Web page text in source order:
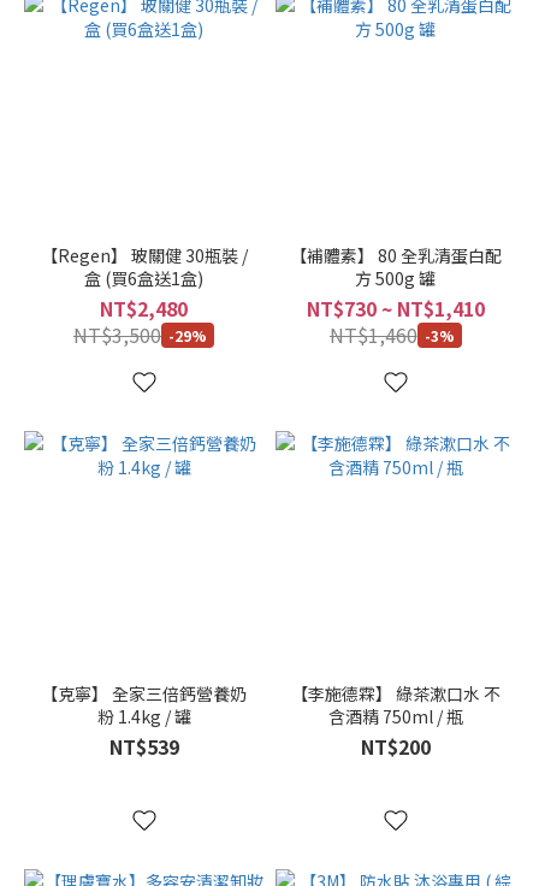
【Regen】 玻關健 30瓶裝 /
盒 (買6盒送1盒)
NT$2,480
NT$3,500 -29%
【補體素】 80 全乳清蛋白配
方 500g 罐
NT$730 ~ NT$1,410
NT$1,460 -3%
【克寧】 全家三倍鈣營養奶
粉 1.4kg / 罐
NT$539
【李施德霖】 綠茶漱口水 不
含酒精 750ml / 瓶
NT$200